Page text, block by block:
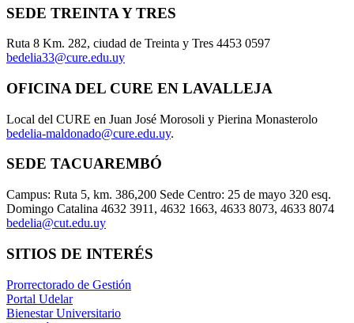
SEDE TREINTA Y TRES
Ruta 8 Km. 282, ciudad de Treinta y Tres 4453 0597
bedelia33@cure.edu.uy
OFICINA DEL CURE EN LAVALLEJA
Local del CURE en Juan José Morosoli y Pierina Monasterolo
bedelia-maldonado@cure.edu.uy.
SEDE TACUAREMBÓ
Campus: Ruta 5, km. 386,200 Sede Centro: 25 de mayo 320 esq.
Domingo Catalina 4632 3911, 4632 1663, 4633 8073, 4633 8074
bedelia@cut.edu.uy
SITIOS DE INTERÉS
Prorrectorado de Gestión
Portal Udelar
Bienestar Universitario